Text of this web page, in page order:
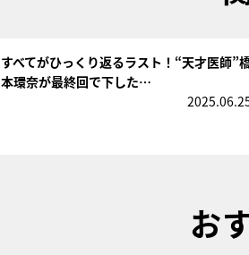
すべてがひっくり返るラスト！“天才医師”
本環奈が最終回で下した…
お